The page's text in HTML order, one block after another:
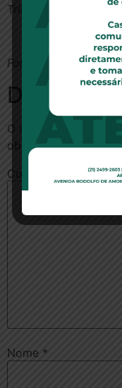
Tributação; e de
Fonte: DCI
Deixe um
O seu endereço de
obrigatórios são
Comentário
Nome *